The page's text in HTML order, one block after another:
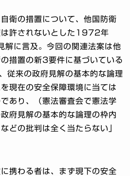
衛の措置について、他国防衛
は許されないとした1972年
解に言及。今回の関連法案は他
措置の新3要件に基づいている
従来の政府見解の基本的な論理
現在の安全保障環境に当ては
あり、（憲法審査会で憲法学
府見解の基本的な論理の枠内
どの批判は全く当たらない」
携わる者は、まず現下の安全